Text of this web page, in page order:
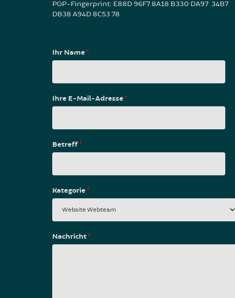
PGP-Fingerprint: E88D 96F7 8A18 B330 DA97 34B7
DB38 A94D 8C53 78
Ihr Name*
Ihre E-Mail-Adresse*
Betreff*
Kategorie*
Nachricht*